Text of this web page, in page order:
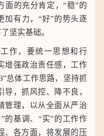
面的充分肯定，“稳”的
加有力，“好”的势头逐
坚实基础。
作，要统一思想和行
增强政治责任感，工作
总体工作思路，坚持抓
，抓风控、降不良，
管理，以从全面从严治
的基调、“实”的工作作
、各方面，将发展的压